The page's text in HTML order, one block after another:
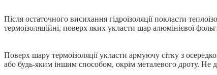
Після остаточного висихання гідроізоляції покласти
термоізоляційні, поверх яких укласти шар алюмінієвої
Поверх шару термоізоляції укласти армуючу сітку з
або будь-яким іншим способом, окрім металевого дроту. Не